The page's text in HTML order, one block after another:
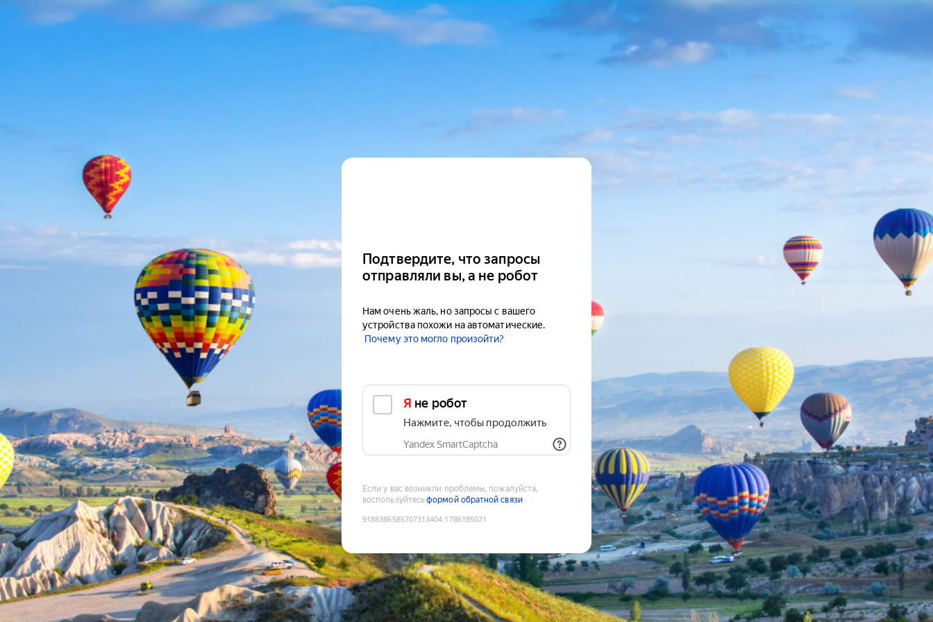
Подтвердите, что запросы
отправляли вы, а не робот
Нам очень жаль, но запросы с вашего
устройства похожи на автоматические.
Почему это могло произойти?
Я не робот
Нажмите, чтобы продолжить
Yandex SmartCaptcha
Если у вас возникли проблемы, пожалуйста,
воспользуйтесьформой обратной связи
9188386585707313404:1786185071